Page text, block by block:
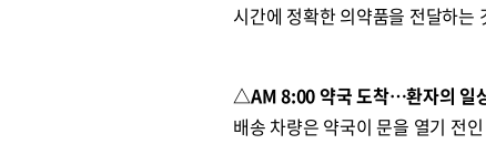
시간에 정확한 의약품을 전달하는
△AM 8:00 약국 도착…환자의 일
배송 차량은 약국이 문을 열기 전